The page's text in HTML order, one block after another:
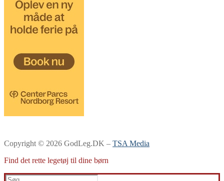
Copyright © 2026 GodLeg.DK – TSA Media
Find det rette legetøj til dine børn
Søg